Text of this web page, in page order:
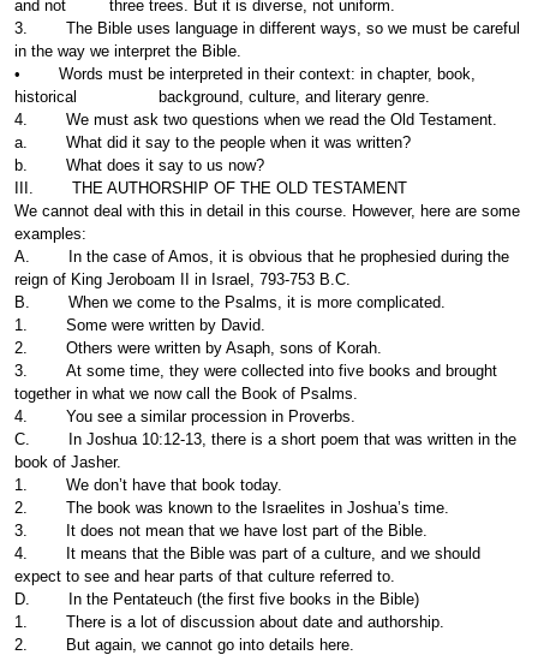
and not three trees. But it is diverse, not uniform.
3. The Bible uses language in different ways, so we must be careful
in the way we interpret the Bible.
• Words must be interpreted in their context: in chapter, book,
historical background, culture, and literary genre.
4. We must ask two questions when we read the Old Testament.
a. What did it say to the people when it was written?
b. What does it say to us now?
III. THE AUTHORSHIP OF THE OLD TESTAMENT
We cannot deal with this in detail in this course. However, here are some
examples:
A. In the case of Amos, it is obvious that he prophesied during the
reign of King Jeroboam II in Israel, 793-753 B.C.
B. When we come to the Psalms, it is more complicated.
1. Some were written by David.
2. Others were written by Asaph, sons of Korah.
3. At some time, they were collected into five books and brought
together in what we now call the Book of Psalms.
4. You see a similar procession in Proverbs.
C. In Joshua 10:12-13, there is a short poem that was written in the
book of Jasher.
1. We don’t have that book today.
2. The book was known to the Israelites in Joshua’s time.
3. It does not mean that we have lost part of the Bible.
4. It means that the Bible was part of a culture, and we should
expect to see and hear parts of that culture referred to.
D. In the Pentateuch (the first five books in the Bible)
1. There is a lot of discussion about date and authorship.
2. But again, we cannot go into details here.